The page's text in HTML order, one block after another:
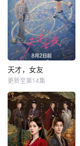
天才，女友
更新至第14集